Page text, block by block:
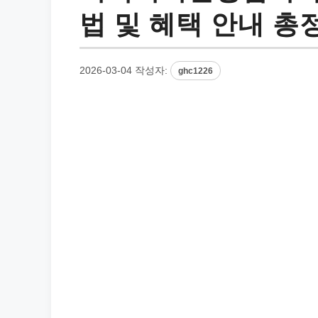
법 및 혜택 안내 총
2026-03-04 작성자: ghc1226